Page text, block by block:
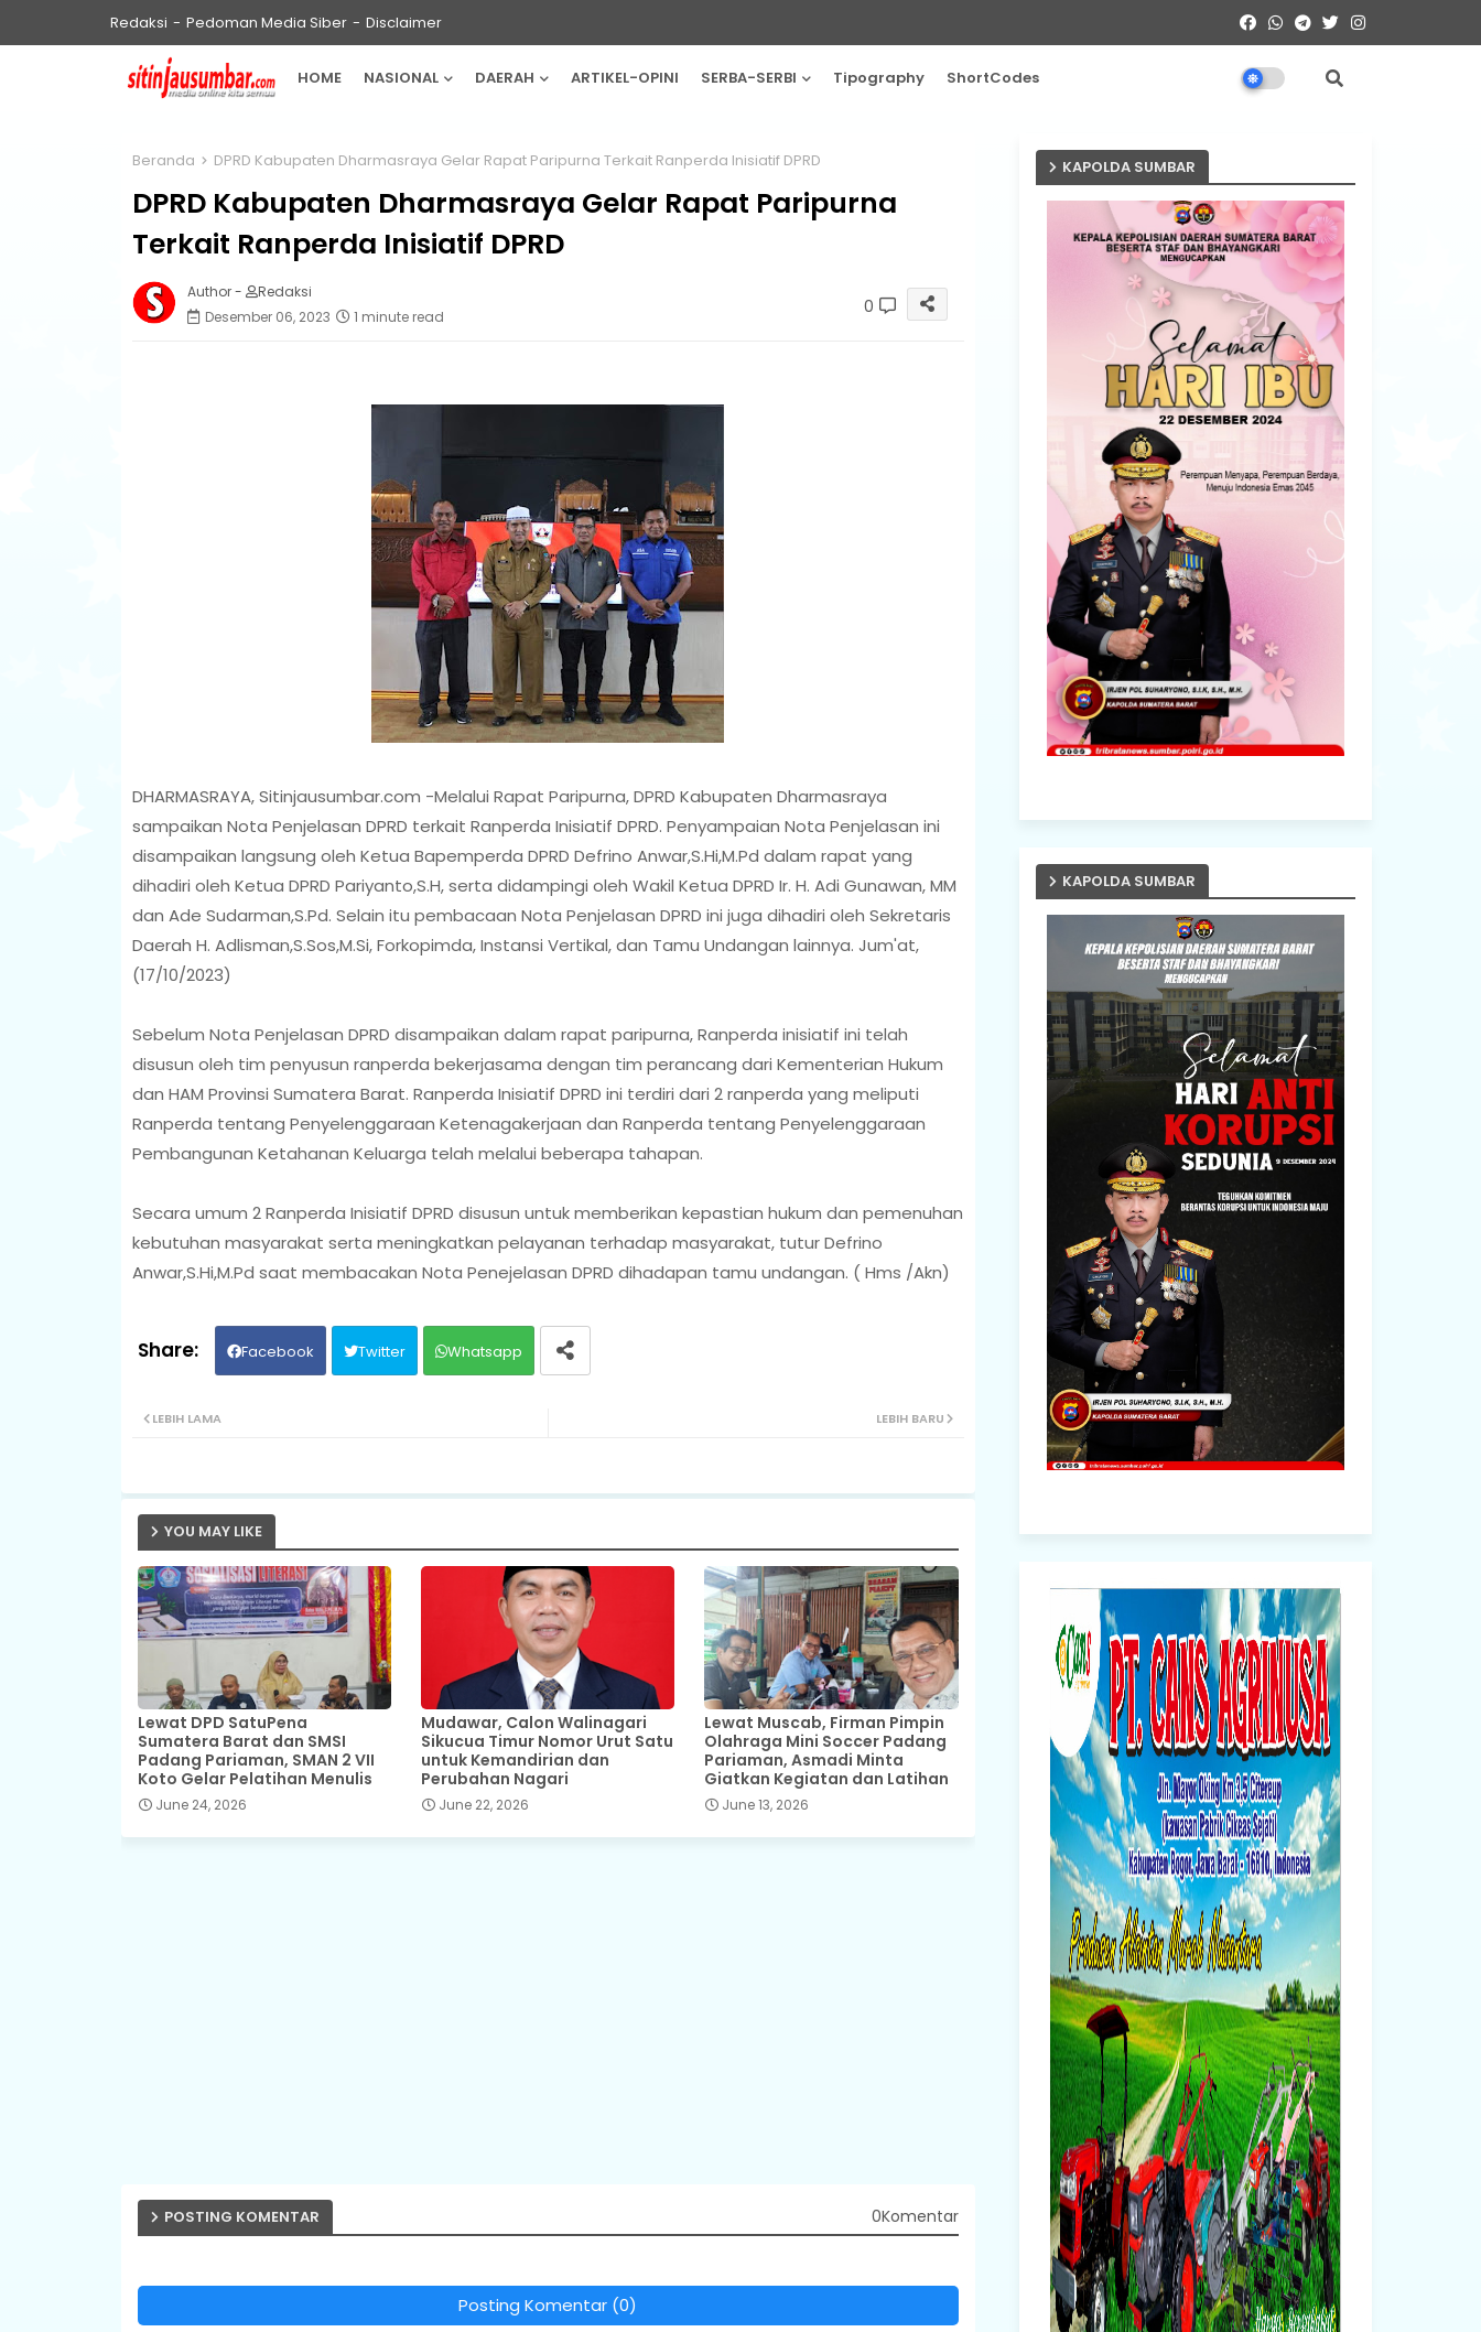
Redaksi Pedoman Media Siber Disclaimer
HOME NASIONAL DAERAH ARTIKEL-OPINI SERBA-SERBI Tipography ShortCodes
Beranda DPRD Kabupaten Dharmasraya Gelar Rapat Paripurna Terkait Ranperda Inisiatif DPRD
DPRD Kabupaten Dharmasraya Gelar Rapat Paripurna
Terkait Ranperda Inisiatif DPRD
Author -
Redaksi
Desember 06, 2023
1 minute read 0
DHARMASRAYA, Sitinjausumbar.com -Melalui Rapat Paripurna, DPRD Kabupaten Dharmasraya
sampaikan Nota Penjelasan DPRD terkait Ranperda Inisiatif DPRD. Penyampaian Nota Penjelasan ini
disampaikan langsung oleh Ketua Bapemperda DPRD Defrino Anwar,S.Hi,M.Pd dalam rapat yang
dihadiri oleh Ketua DPRD Pariyanto,S.H, serta didampingi oleh Wakil Ketua DPRD Ir. H. Adi Gunawan, MM
dan Ade Sudarman,S.Pd. Selain itu pembacaan Nota Penjelasan DPRD ini juga dihadiri oleh Sekretaris
Daerah H. Adlisman,S.Sos,M.Si, Forkopimda, Instansi Vertikal, dan Tamu Undangan lainnya. Jum'at,
(17/10/2023)
Sebelum Nota Penjelasan DPRD disampaikan dalam rapat paripurna, Ranperda inisiatif ini telah
disusun oleh tim penyusun ranperda bekerjasama dengan tim perancang dari Kementerian Hukum
dan HAM Provinsi Sumatera Barat. Ranperda Inisiatif DPRD ini terdiri dari 2 ranperda yang meliputi
Ranperda tentang Penyelenggaraan Ketenagakerjaan dan Ranperda tentang Penyelenggaraan
Pembangunan Ketahanan Keluarga telah melalui beberapa tahapan.
Secara umum 2 Ranperda Inisiatif DPRD disusun untuk memberikan kepastian hukum dan pemenuhan
kebutuhan masyarakat serta meningkatkan pelayanan terhadap masyarakat, tutur Defrino
Anwar,S.Hi,M.Pd saat membacakan Nota Penejelasan DPRD dihadapan tamu undangan. ( Hms /Akn)
Facebook Twitter Whatsapp
LEBIH BARU
LEBIH LAMA
YOU MAY LIKE
Lewat DPD SatuPena
Sumatera Barat dan SMSI
Padang Pariaman, SMAN 2 VII
Koto Gelar Pelatihan Menulis
June 24, 2026
Mudawar, Calon Walinagari
Sikucua Timur Nomor Urut Satu
untuk Kemandirian dan
Perubahan Nagari
June 22, 2026
Lewat Muscab, Firman Pimpin
Olahraga Mini Soccer Padang
Pariaman, Asmadi Minta
Giatkan Kegiatan dan Latihan
June 13, 2026
POSTING KOMENTAR 0Komentar
Posting Komentar (0)
KAPOLDA SUMBAR
KAPOLDA SUMBAR